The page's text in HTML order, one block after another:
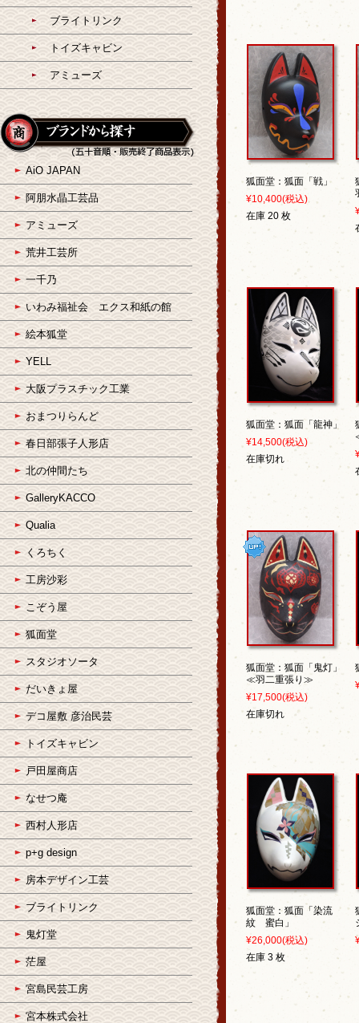
狐面堂：狐面「戦」
¥10,400(税込)
在庫 20 枚
狐面堂：狐面「龍神」
¥14,500(税込)
在庫切れ
狐面堂：狐面「鬼灯」
≪羽二重張り≫
¥17,500(税込)
在庫切れ
狐面堂：狐面「染流
紋 蜜白」
¥26,000(税込)
在庫 3 枚
ブライトリンク
トイズキャビン
アミューズ
AiO JAPAN
阿朋水晶工芸品
アミューズ
荒井工芸所
一千乃
いわみ福祉会 エクス和紙の館
絵本狐堂
YELL
大阪プラスチック工業
おまつりらんど
春日部張子人形店
北の仲間たち
GalleryKACCO
Qualia
くろちく
工房沙彩
こぞう屋
狐面堂
スタジオソータ
だいきょ屋
デコ屋敷 彦治民芸
トイズキャビン
戸田屋商店
なせつ庵
西村人形店
p+g design
房本デザイン工芸
ブライトリンク
鬼灯堂
茫屋
宮島民芸工房
宮本株式会社